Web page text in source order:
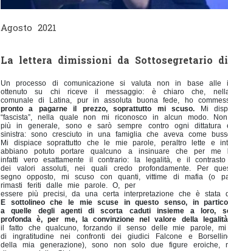
Agosto 2021
La lettera dimissioni da Sottosegretario
Un processo di comunicazione si valuta non in base alle
ottenuto su chi riceve il messaggio: è chiaro che,
comunale di Latina, pur in assoluta buona fede, ho
pronto a pagarne il prezzo, soprattutto mi scuso. Mi
“fascista”, nella quale non mi riconosco in alcun modo.
più in generale, sono e sarò sempre contro ogni
sinistra: sono cresciuto in una famiglia che aveva come
Mi dispiace soprattutto che le mie parole, peraltro lette e
abbiano potuto portare qualcuno a insinuare che per
infatti vero esattamente il contrario: la legalità, e il
dei valori assoluti, nei quali credo profondamente. Per
segno opposto, mi scuso con quanti, vittime di mafia (o
rimasti feriti dalle mie parole. O, per
essere più precisi, da una certa interpretazione che è stata
E sottolineo che le mie scuse in questo senso, in
a quelle degli agenti di scorta caduti insieme a loro,
profonda è, per me, la convinzione nel valore della
il fatto che qualcuno, forzando il senso delle mie parole,
di ingratitudine nei confronti dei giudici Falcone e
della mia generazione), sono non solo due figure